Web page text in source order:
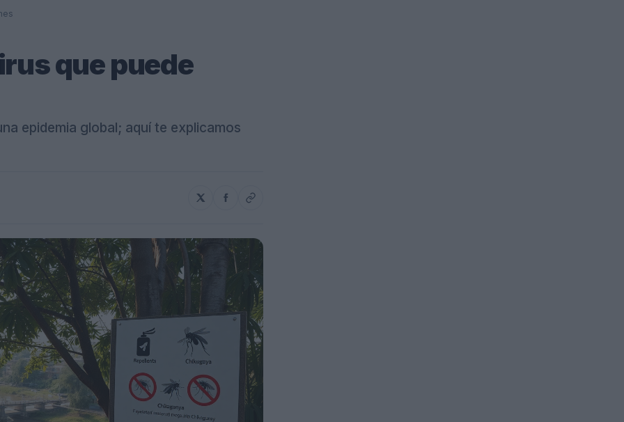
que puede
epidemia global; aquí te explicamos